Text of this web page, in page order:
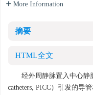
More Information
摘要
HTML全文
经外周静脉置入中心静
catheters, PICC）引发的导